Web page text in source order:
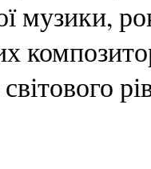
музики,